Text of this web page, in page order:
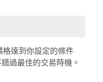
格達到你設定的條件
過最佳的交易時機。